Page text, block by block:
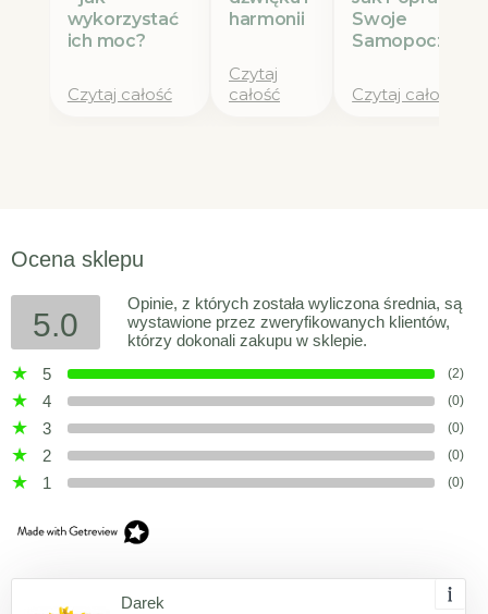
wykorzystać
ich moc?
Czytaj całość
harmonii
Czytaj
całość
Swoje
Samopoczucie
Czytaj całość
Ocena sklepu
5.0
Opinie, z których została wyliczona średnia, są
wystawione przez zweryfikowanych klientów,
którzy dokonali zakupu w sklepie.
5
(2)
4 (0)
3 (0)
2 (0)
1 (0)
Darek